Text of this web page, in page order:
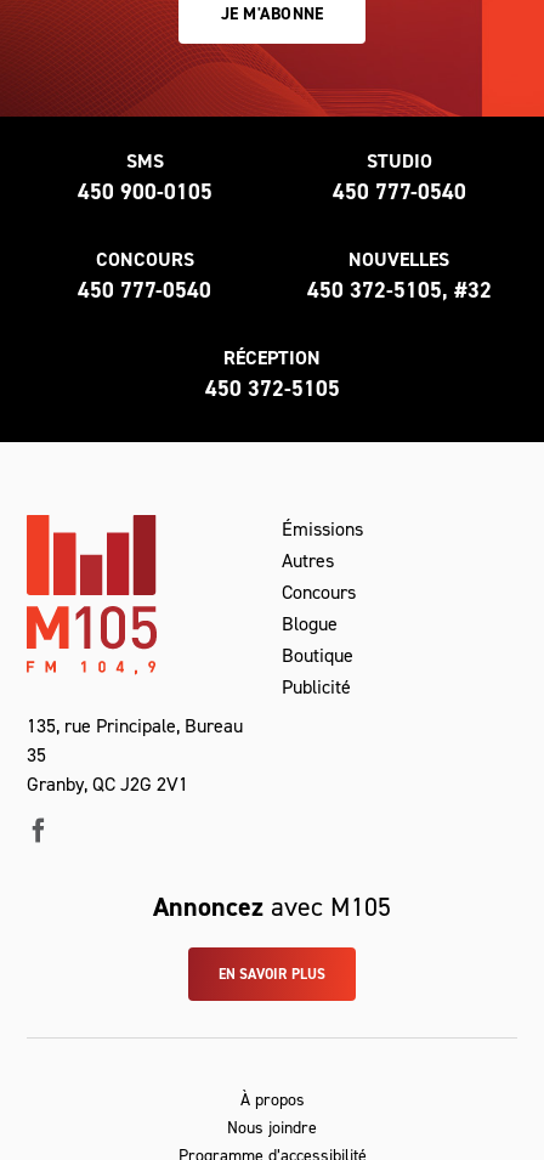
JE M'ABONNE
SMS
450 900-0105
STUDIO
450 777-0540
CONCOURS
450 777-0540
NOUVELLES
450 372-5105, #32
RÉCEPTION
450 372-5105
135, rue Principale, Bureau
35
Granby, QC J2G 2V1
Émissions
Autres
Concours
Blogue
Boutique
Publicité
Annoncez avec M105
EN SAVOIR PLUS
À propos
Nous joindre